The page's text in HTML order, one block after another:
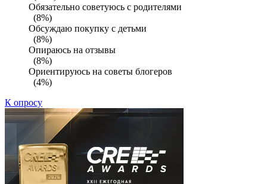
Обязательно советуюсь с родителями
(8%)
Обсуждаю покупку с детьми
(8%)
Опираюсь на отзывы
(8%)
Ориентируюсь на советы блогеров
(4%)
К опросу